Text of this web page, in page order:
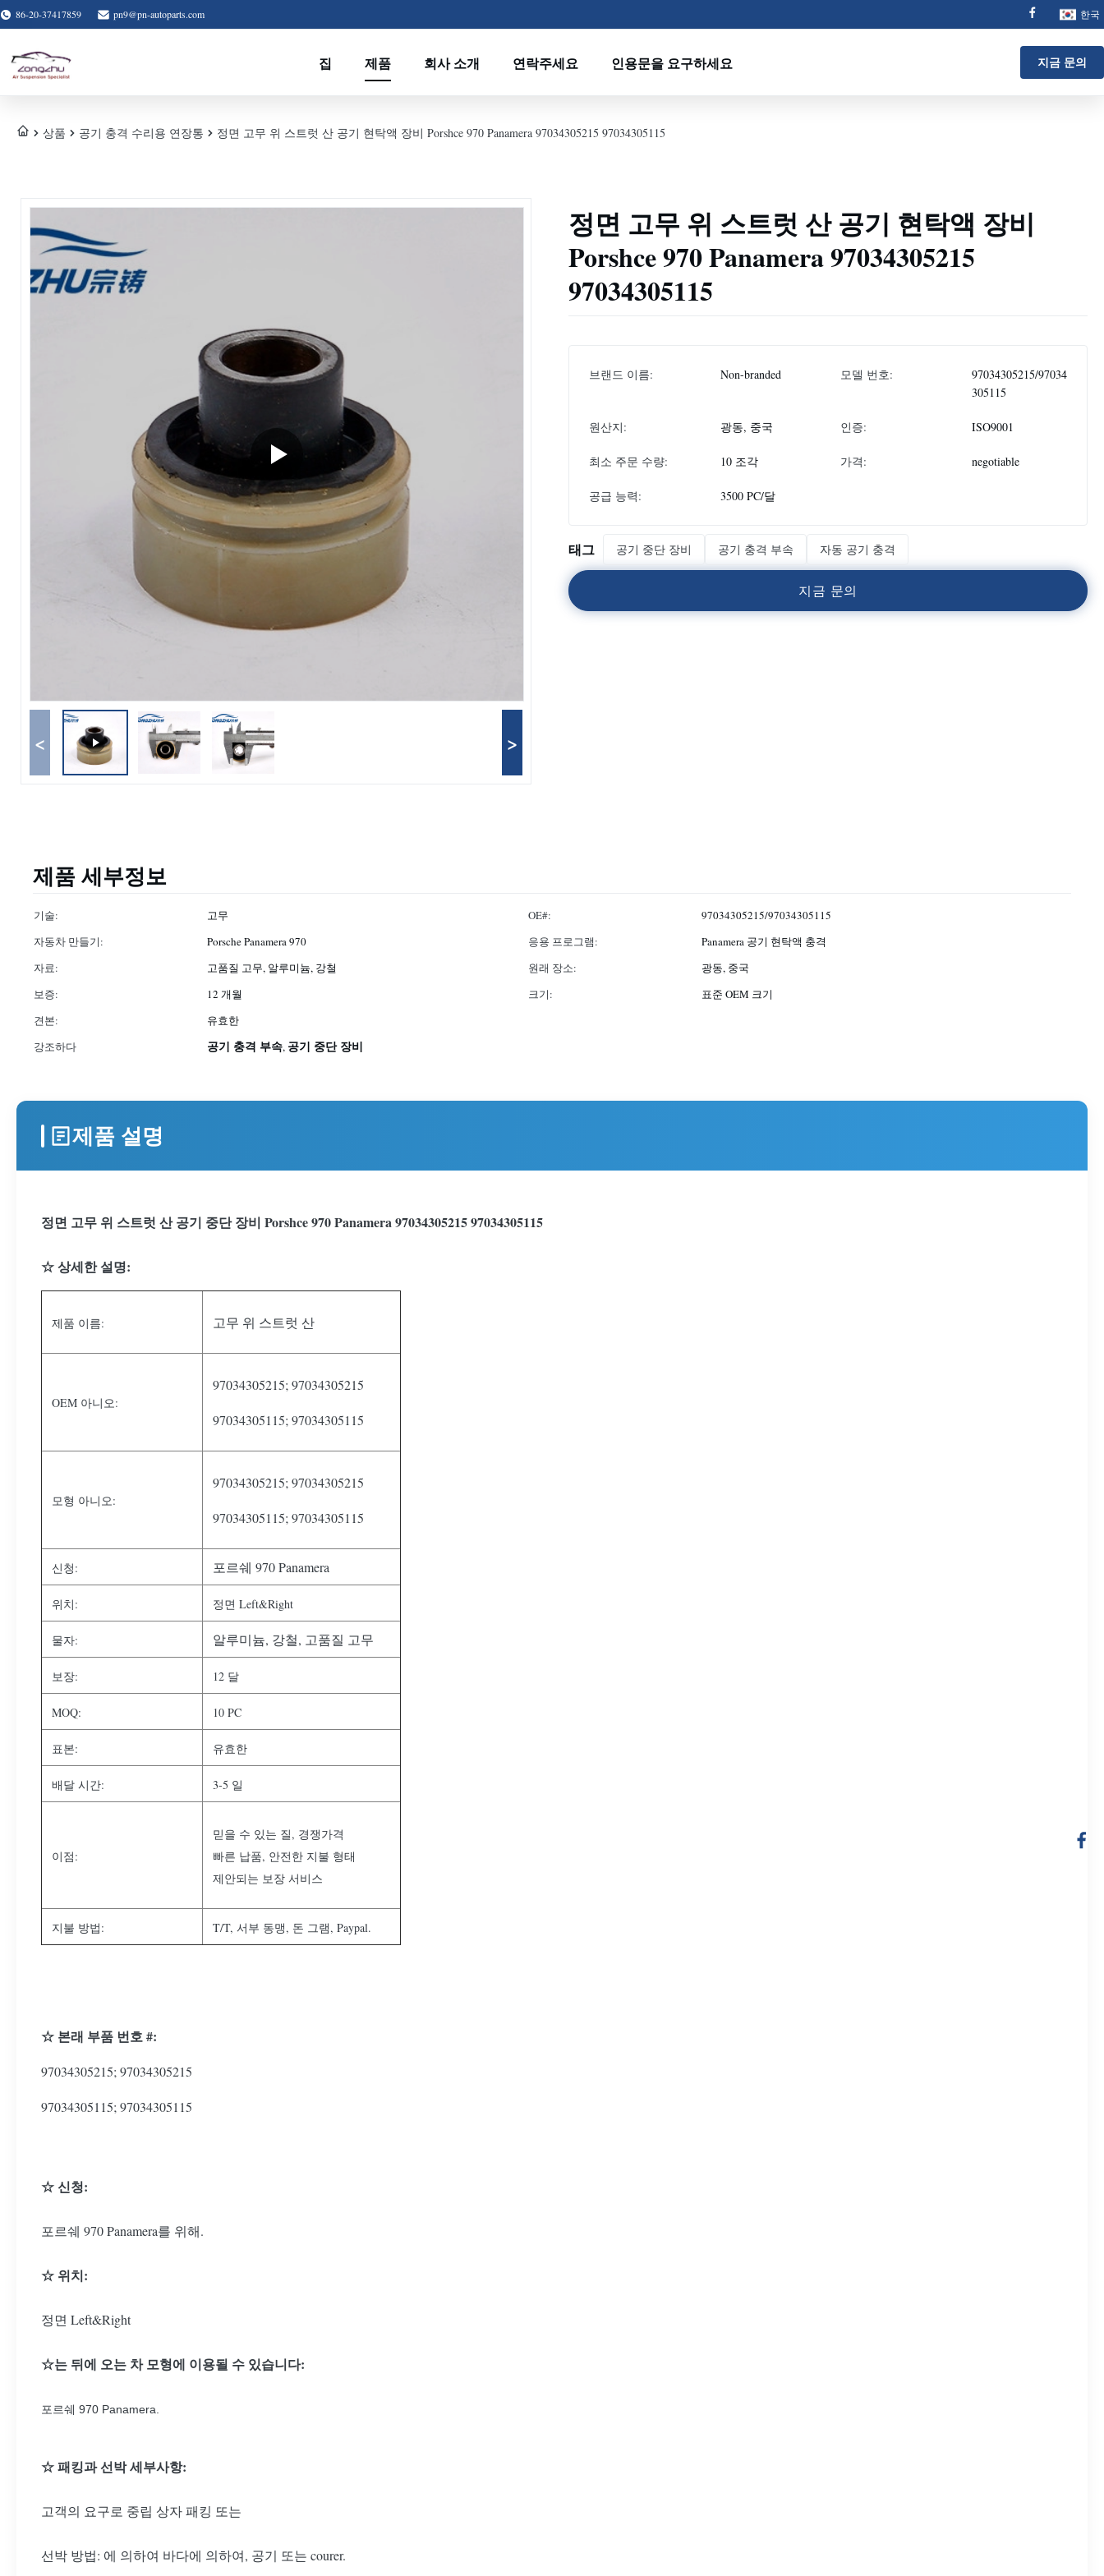
86-20-37417859 pn9@pn-autoparts.com 한국
집 제품 회사 소개 연락주세요 인용문을 요구하세요 지금 문의
상품 공기 충격 수리용 연장통 정면 고무 위 스트럿 산 공기 현탁액 장비 Porshce 970 Panamera 97034305215 97034305115
< >
정면 고무 위 스트럿 산 공기 현탁액 장비
Porshce 970 Panamera 97034305215
97034305115
브랜드 이름: Non-branded 모델 번호:
97034305215/97034
305115
원산지: 광동, 중국 인증: ISO9001
최소 주문 수량: 10 조각 가격: negotiable
공급 능력: 3500 PC/달
태그 공기 중단 장비 공기 충격 부속 자동 공기 충격
지금 문의
제품 세부정보
기술: 고무 OE#:
97034305215/97034305115
자동차 만들기:
Porsche Panamera 970 응용 프로그램:
Panamera 공기 현탁액 충격
자료:
고품질 고무, 알루미늄, 강철 원래 장소:
광동, 중국
보증:
12 개월 크기:
표준 OEM 크기
견본:
유효한
강조하다
공기 충격 부속, 공기 중단 장비
제품 설명
정면 고무 위 스트럿 산 공기 중단 장비 Porshce 970 Panamera 97034305215 97034305115
☆ 상세한 설명:
제품 이름: 고무 위 스트럿 산
OEM 아니오:
97034305215; 97034305215
97034305115; 97034305115
모형 아니오:
97034305215; 97034305215
97034305115; 97034305115
신청: 포르쉐 970 Panamera
위치: 정면 Left&Right
물자: 알루미늄, 강철, 고품질 고무
보장: 12 달
MOQ: 10 PC
표본: 유효한
배달 시간: 3-5 일
이점:
믿을 수 있는 질, 경쟁가격
빠른 납품, 안전한 지불 형태
제안되는 보장 서비스
지불 방법: T/T, 서부 동맹, 돈 그램, Paypal.
☆ 본래 부품 번호 #:
97034305215; 97034305215
97034305115; 97034305115
☆ 신청:
포르쉐 970 Panamera를 위해.
☆ 위치:
정면 Left&Right
☆는 뒤에 오는 차 모형에 이용될 수 있습니다:
포르쉐 970 Panamera.
☆ 패킹과 선박 세부사항:
고객의 요구로 중립 상자 패킹 또는
선박 방법: 에 의하여 바다에 의하여, 공기 또는 courer.